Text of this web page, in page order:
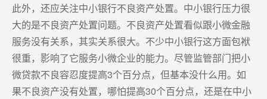
此外，还应关注中小银行不良资产处置。中小银行压力很
大的是不良资产处置问题。不良资产处置看似跟小微金融
服务没有关系，其实关系很大。不少中小银行这方面包袱
很重，影响了它服务小微企业的能力。尽管监管部门把小
微贷款不良容忍度提高3个百分点，但基本没什么用。如
果不良资产没有处置，哪怕提高30个百分点，还是在中小